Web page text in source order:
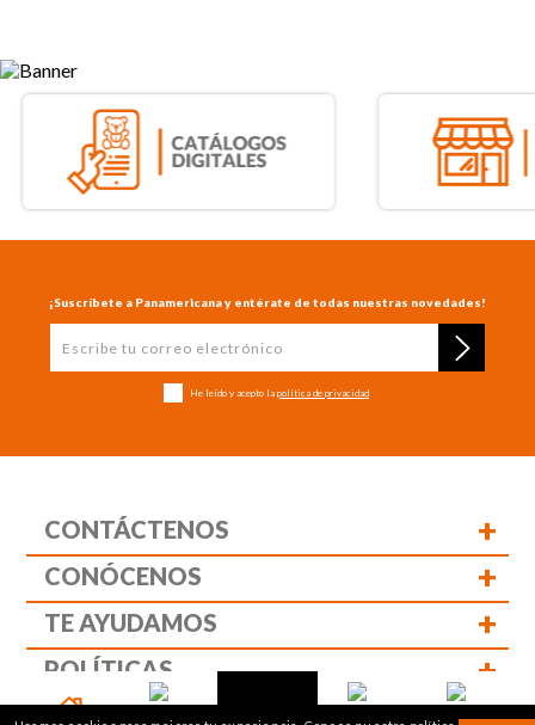
¡Suscríbete a Panamericana y entérate de todas nuestras novedades!
He leído y acepto la política de privacidad
CONTÁCTENOS +
CONÓCENOS +
TE AYUDAMOS +
POLÍTICAS +
1